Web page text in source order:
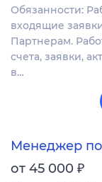
Обязанности:
входящие
Партнерам.
счета, заявки,
в…
Менеджер по
от 45 000 ₽